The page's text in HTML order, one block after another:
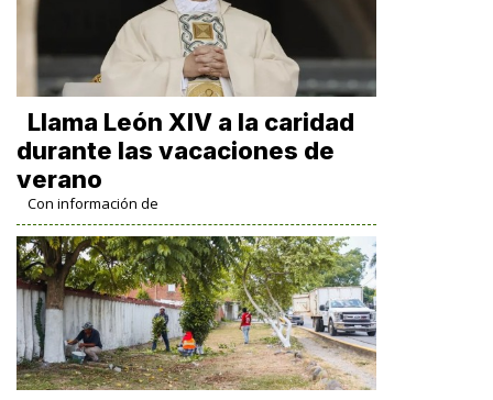
Llama León XIV a la caridad
durante las vacaciones de
verano
Con información de